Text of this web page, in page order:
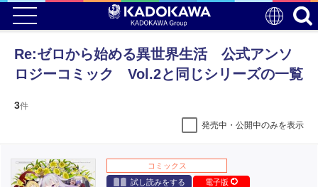
Re:ゼロから始める異世界生活 公式アンソ
ロジーコミック Vol.2と同じシリーズの一覧
3件
発売中・公開中のみを表示
コミックス
試し読みをする
電子版